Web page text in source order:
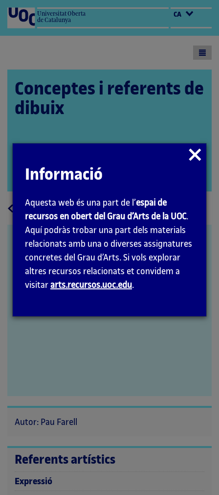
Universitat Oberta
de Catalunya
CA
Conceptes i referents de
dibuix
docent han estat coordinats per la professora:
Aida Sánchez de Serdio (2020)
Tornara
la
pàgina
principal
William Kentridge
Autor: Pau Farell
Referents artístics
Expressió
Tancar
modal
Informació
Aquesta web és una part de l’espai de
recursos en obert del Grau d’Arts de la UOC.
Aquí podràs trobar una part dels materials
relacionats amb una o diverses assignatures
concretes del Grau d’Arts. Si vols explorar
altres recursos relacionats et convidem a
visitar arts.recursos.uoc.edu.